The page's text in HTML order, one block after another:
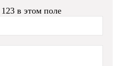
в этом поле